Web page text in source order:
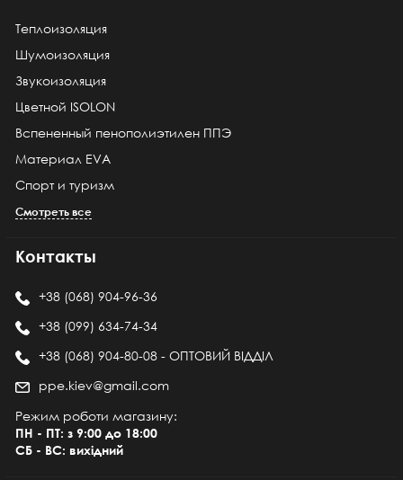
Теплоизоляция
Шумоизоляция
Звукоизоляция
Цветной ISOLON
Вспененный пенополиэтилен ППЭ
Материал EVA
Спорт и туризм
Смотреть все
Контакты
+38 (068) 904-96-36
+38 (099) 634-74-34
+38 (068) 904-80-08 - ОПТОВИЙ ВІДДІЛ
ppe.kiev@gmail.com
Режим роботи магазину:
ПН - ПТ: з 9:00 до 18:00
СБ - ВС: вихідний